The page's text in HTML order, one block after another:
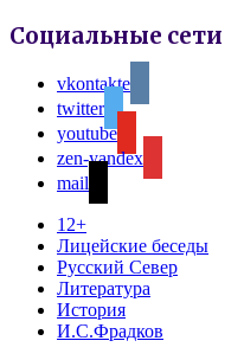
Социальные сети
vkontakte
twitter
youtube
zen-yandex
mail
12+
Лицейские беседы
Русский Север
Литература
История
И.С.Фрадков